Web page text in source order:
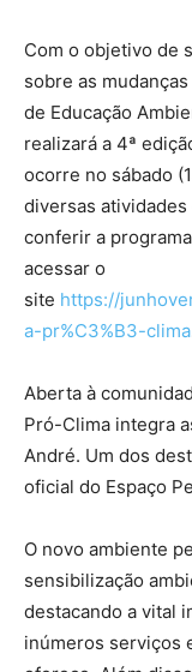
Com o objetivo de
sobre as
de Educação
realizará a 4ª
ocorre no sábado
diversas
conferir a
acessar o
site https://
a-pr%C3%B3-clima
Aberta à
Pró-Clima integra
André. Um dos
oficial do Espaço
O novo ambiente
sensibilização
destacando a vital
inúmeros serviços